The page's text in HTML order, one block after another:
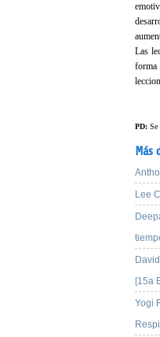
Las
forma
PD: Se
Más
Lee
[15a
Yogi